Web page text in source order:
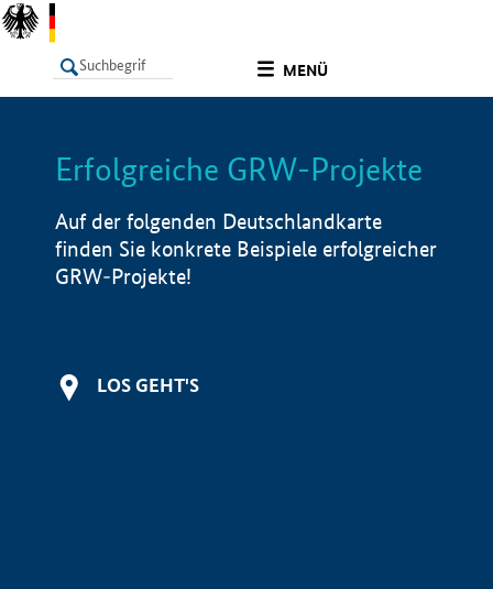
MENÜ
LISTE Info
Erfolgreiche GRW-Projekte
Auf der folgenden Deutschlandkarte
finden Sie konkrete Beispiele erfolgreicher
GRW-Projekte!
LOS GEHT'S